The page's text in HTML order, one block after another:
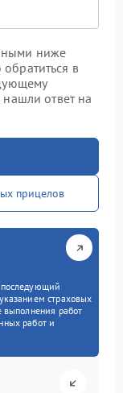
ниже
в
ответ на
прицелов
последующий
страховых
выполнения работ
работ и